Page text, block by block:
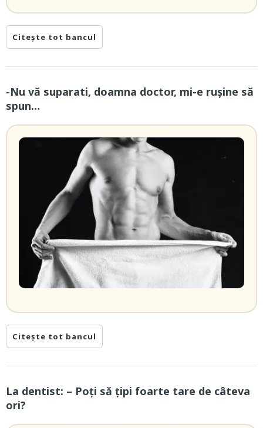
Citește tot bancul
-Nu vă suparati, doamna doctor, mi-e ruşine să
spun…
Citește tot bancul
La dentist: – Poţi să ţipi foarte tare de câteva
ori?